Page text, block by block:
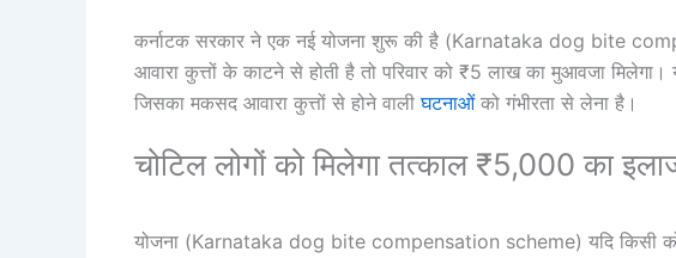
कर्नाटक सरकार ने एक नई योजना शुरू की है (Karnataka dog bite
आवारा कुत्तों के काटने से होती है तो परिवार को ₹5 लाख का मुआवजा मिलेगा।
जिसका मकसद आवारा कुत्तों से होने वालीघटनाओंको गंभीरता से लेना है।
चोटिल लोगों को मिलेगा तत्काल ₹5,000 का
योजना (Karnataka dog bite compensation scheme) यदि किसी